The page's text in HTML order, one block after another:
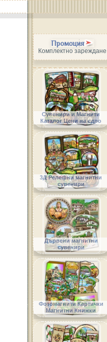
Промоция
Комплектно зареждане
Сувенири и Магнити
Каталог Цени на едро
3Д Релефни магнитни
сувенири
Дървени магнитни
сувенири
Фотомагнити Картички
Магнитни Книжки